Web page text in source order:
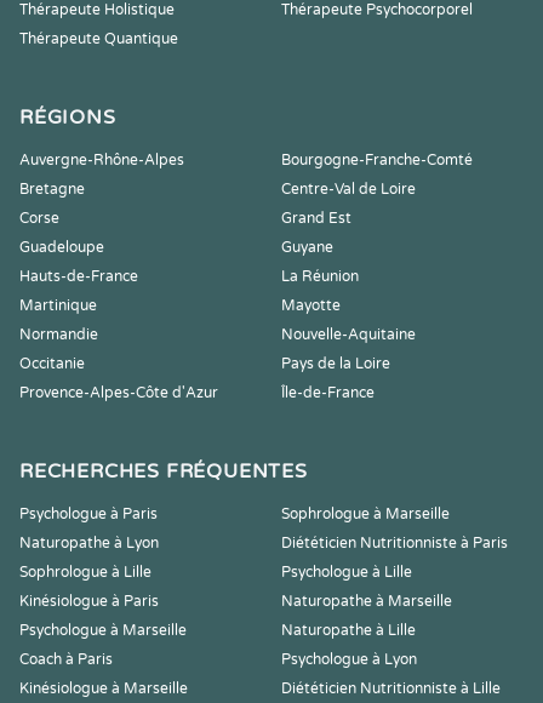
Thérapeute Holistique
Thérapeute Psychocorporel
Thérapeute Quantique
RÉGIONS
Auvergne-Rhône-Alpes
Bourgogne-Franche-Comté
Bretagne
Centre-Val de Loire
Corse
Grand Est
Guadeloupe
Guyane
Hauts-de-France
La Réunion
Martinique
Mayotte
Normandie
Nouvelle-Aquitaine
Occitanie
Pays de la Loire
Provence-Alpes-Côte d'Azur
Île-de-France
RECHERCHES FRÉQUENTES
Psychologue à Paris
Sophrologue à Marseille
Naturopathe à Lyon
Diététicien Nutritionniste à Paris
Sophrologue à Lille
Psychologue à Lille
Kinésiologue à Paris
Naturopathe à Marseille
Psychologue à Marseille
Naturopathe à Lille
Coach à Paris
Psychologue à Lyon
Kinésiologue à Marseille
Diététicien Nutritionniste à Lille